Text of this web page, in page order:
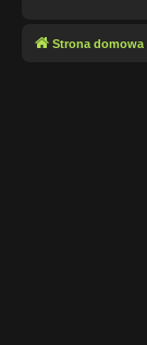
Strona domowa